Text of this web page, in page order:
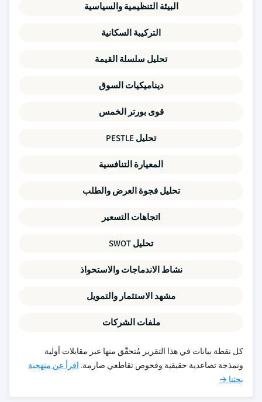
البيئة التنظيمية والسياسية
التركيبة السكانية
تحليل سلسلة القيمة
ديناميكيات السوق
قوى بورتر الخمس
تحليل PESTLE
المعيارة التنافسية
تحليل فجوة العرض والطلب
اتجاهات التسعير
تحليل SWOT
نشاط الاندماجات والاستحواذ
مشهد الاستثمار والتمويل
ملفات الشركات
كل نقطة بيانات في هذا التقرير مُتحقّق منها عبر مقابلات أولية
ونمذجة تصاعدية حقيقية وفحوص تقاطعي صارمة. اقرأ عن منهجية
بحثنا →